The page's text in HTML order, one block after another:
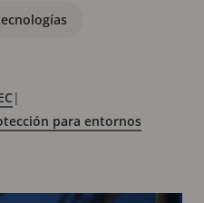
|
para entornos